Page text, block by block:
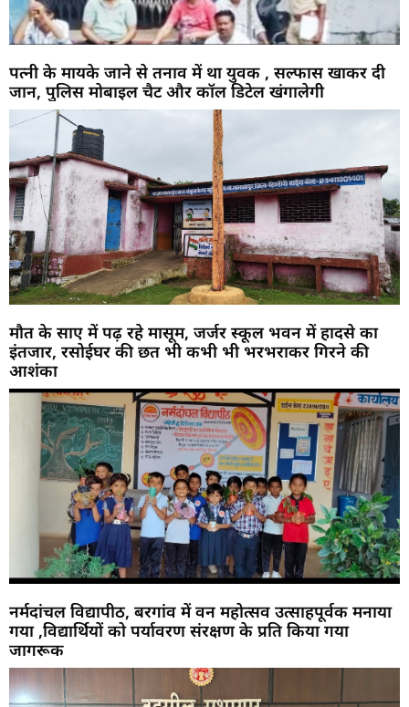
पत्नी के मायके जाने से तनाव में था युवक , सल्फास खाकर दी
जान, पुलिस मोबाइल चैट और कॉल डिटेल खंगालेगी
मौत के साए में पढ़ रहे मासूम, जर्जर स्कूल भवन में हादसे का
इंतजार, रसोईघर की छत भी कभी भी भरभराकर गिरने की
आशंका
नर्मदांचल विद्यापीठ, बरगांव में वन महोत्सव उत्साहपूर्वक मनाया
गया ,विद्यार्थियों को पर्यावरण संरक्षण के प्रति किया गया
जागरूक